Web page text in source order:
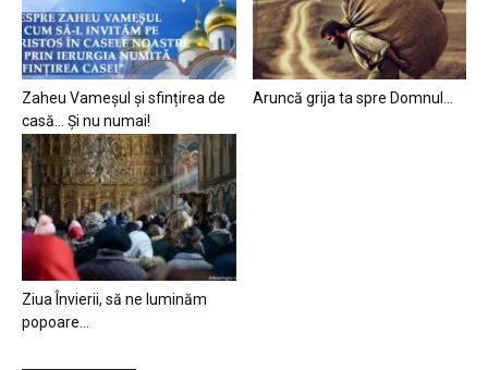
Zaheu Vameșul și sfințirea de
casă… Și nu numai!
Aruncă grija ta spre Domnul…
Ziua Învierii, să ne luminăm
popoare…